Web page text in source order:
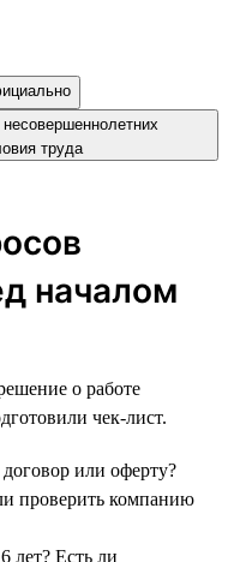
труда
началом
о работе
чек-лист.
или оферту?
проверить компанию
лет? Есть ли